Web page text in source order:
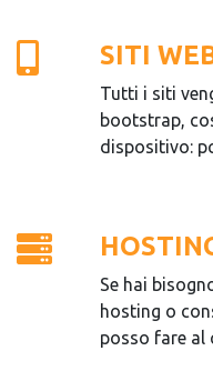
SITI
Tutti i siti
bootstrap,
dispositivo:
Se hai
hosting o
posso fare al